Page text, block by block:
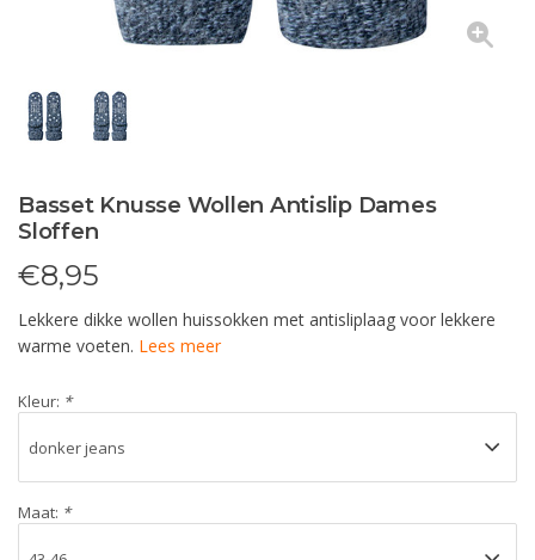
Basset Knusse Wollen Antislip Dames
Sloffen
€8,95
Lekkere dikke wollen huissokken met antisliplaag voor lekkere
warme voeten. Lees meer
Kleur: *
Maat: *